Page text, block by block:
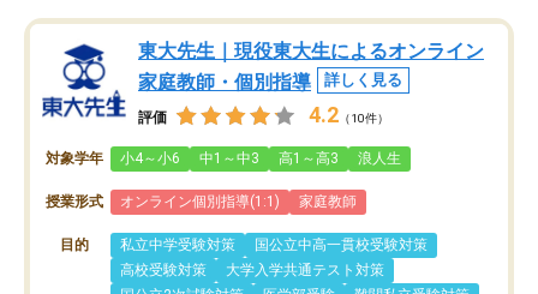
東大先生｜現役東大生によるオンライン
家庭教師・個別指導
詳しく見る
評価 4.2 （10件）
対象学年 小4～小6 中1～中3 高1～高3 浪人生
授業形式 オンライン個別指導(1:1) 家庭教師
目的 私立中学受験対策
国公立中高一貫校受験対策
高校受験対策
大学入学共通テスト対策